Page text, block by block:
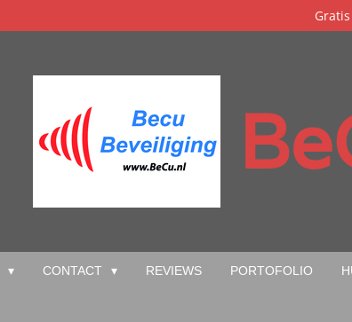
CONTACT REVIEWS PORTOFOLIO